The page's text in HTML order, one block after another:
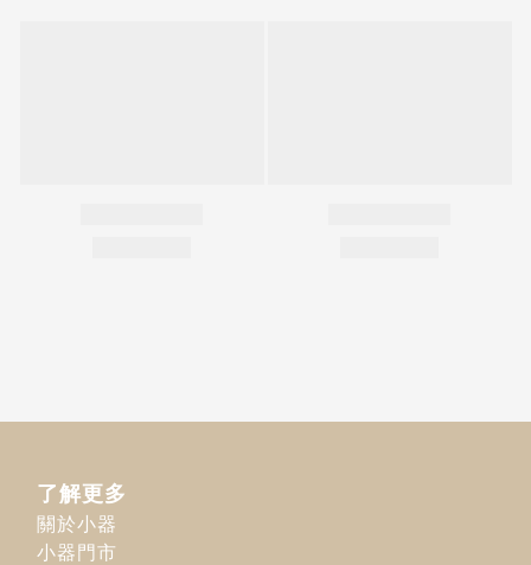
了解更多
關於小器
小器門市